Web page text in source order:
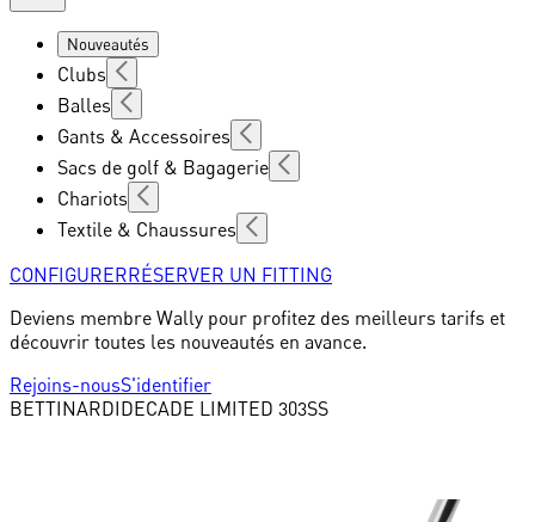
Nouveautés
Clubs
Balles
Gants & Accessoires
Sacs de golf & Bagagerie
Chariots
Textile & Chaussures
CONFIGURERRÉSERVER UN FITTING
Deviens membre Wally pour profitez des meilleurs tarifs et
découvrir toutes les nouveautés en avance.
Rejoins-nousS'identifier
BETTINARDIDECADE LIMITED 303SS